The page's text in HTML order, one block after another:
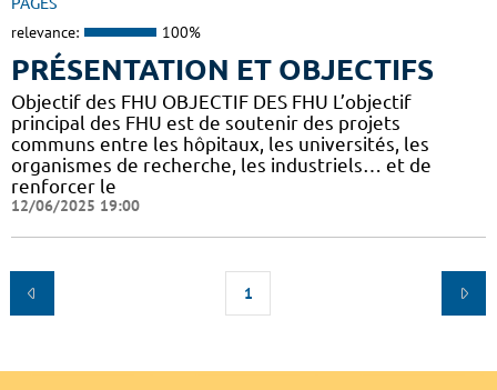
PAGES
relevance: 100%
PRÉSENTATION ET OBJECTIFS
Objectif des FHU OBJECTIF DES FHU L’objectif
principal des FHU est de soutenir des projets
communs entre les hôpitaux, les universités, les
organismes de recherche, les industriels… et de
renforcer le
12/06/2025 19:00
1